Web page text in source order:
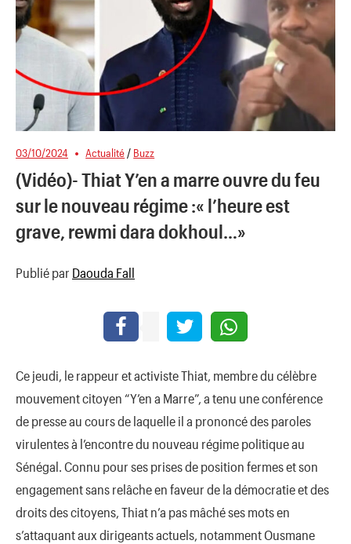
03/10/2024 Actualité / Buzz
(Vidéo)- Thiat Y’en a marre ouvre du feu
sur le nouveau régime :« l’heure est
grave, rewmi dara dokhoul…»
Publié par Daouda Fall
Ce jeudi, le rappeur et activiste Thiat, membre du célèbre
mouvement citoyen “Y’en a Marre”, a tenu une conférence
de presse au cours de laquelle il a prononcé des paroles
virulentes à l’encontre du nouveau régime politique au
Sénégal. Connu pour ses prises de position fermes et son
engagement sans relâche en faveur de la démocratie et des
droits des citoyens, Thiat n’a pas mâché ses mots en
s’attaquant aux dirigeants actuels, notamment Ousmane